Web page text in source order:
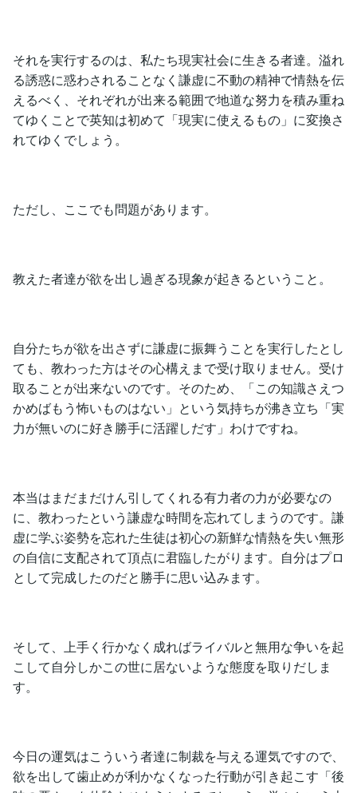
それを実行するのは、私たち現実社会に生きる者達。溢れ
る誘惑に惑わされることなく謙虚に不動の精神で情熱を伝
えるべく、それぞれが出来る範囲で地道な努力を積み重ね
てゆくことで英知は初めて「現実に使えるもの」に変換さ
れてゆくでしょう。
ただし、ここでも問題があります。
教えた者達が欲を出し過ぎる現象が起きるということ。
自分たちが欲を出さずに謙虚に振舞うことを実行したとし
ても、教わった方はその心構えまで受け取りません。受け
取ることが出来ないのです。そのため、「この知識さえつ
かめばもう怖いものはない」という気持ちが沸き立ち「実
力が無いのに好き勝手に活躍しだす」わけですね。
本当はまだまだけん引してくれる有力者の力が必要なの
に、教わったという謙虚な時間を忘れてしまうのです。謙
虚に学ぶ姿勢を忘れた生徒は初心の新鮮な情熱を失い無形
の自信に支配されて頂点に君臨したがります。自分はプロ
として完成したのだと勝手に思い込みます。
そして、上手く行かなく成ればライバルと無用な争いを起
こして自分しかこの世に居ないような態度を取りだしま
す。
今日の運気はこういう者達に制裁を与える運気ですので、
欲を出して歯止めが利かなくなった行動が引き起こす「後